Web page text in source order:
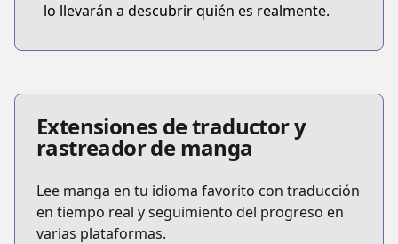
lo llevarán a descubrir quién es realmente.
Extensiones de traductor y
rastreador de manga
Lee manga en tu idioma favorito con traducción
en tiempo real y seguimiento del progreso en
varias plataformas.